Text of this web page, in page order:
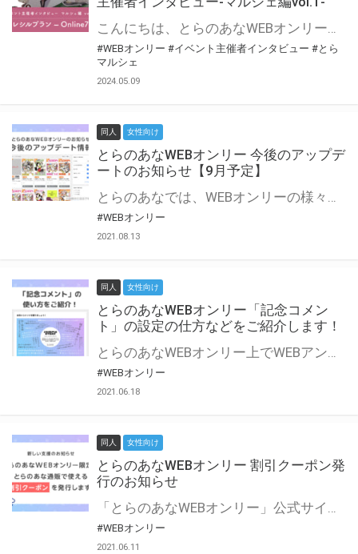
こんにちは、とらのあなWEBオンリー運営スタッフです。 新たにお届けする、イベント主催者インタビュー-マルシェ編-は、 とらのあなWEBオンリー「マルシェ」をご利用した主催様に 「マルシェ」を使って開催した感想や心がけをお聞きする企画です。 今回は、WEBオンリー開催7回目迎えた「マレシルプラン – Online7 –」より、 主催の玉川うた様にお話を伺いました。 ▼マレシルプランのインタビュー前回記事 「イベント主催者インタビュー vol.6」はこちら 協力：玉川うた様（マレシルプラン実行委員会 代表）／イベント公式Twitter（@mallesil_plan） とらのあなWEBオンリー「マルシェ」とは？ WEBオンリーでリアルタイムでコミュニケーションがとれるオンライン会場です。
#WEBオンリー #イベント主催者インタビュー #とら
マルシェ
2024.05.09
同人 女性向け
とらのあなWEBオンリー 今後のアップデ
ートのお知らせ【9月予定】
とらのあなでは、WEBオンリーの様々な支援を実施しています。 今回は2021年9月に実装を予定しているアップデート情報についてご紹介いたします。 とらのあなWEBオンリーサイトはこちら
#WEBオンリー
2021.08.13
同人 女性向け
とらのあなWEBオンリー「記念コメン
ト」の設定の仕方などをご紹介します！
とらのあなWEBオンリー上でWEBアンソロジーが作成できる「記念コメント」について、その使い方や作成手順を解説します！ 支援タイプを「サークル参加型」「サークル参加型・マルシェ(イベント会場)機能付き」でお申し込みいただいている主催者様はぜひご活用ください♪ とらのあなWEBオンリーサイトはこちら
#WEBオンリー
2021.06.18
同人 女性向け
とらのあなWEBオンリー 割引クーポン発
行のお知らせ
「とらのあなWEBオンリー」公式サイトでとらのあな通販の「割引クーポン」を配布中！ イベントごとに開催当日限定で使える割引クーポンのシリアルコードを発行します。 とらのあなWEBオンリーのページをチェックして、イベント当日にお得にお買い物を楽しみましょう♪ ※本キャンペーンは予告なく終了する場合がございます。 とらのあなWEBオンリーサイトはこちら
#WEBオンリー
2021.06.11